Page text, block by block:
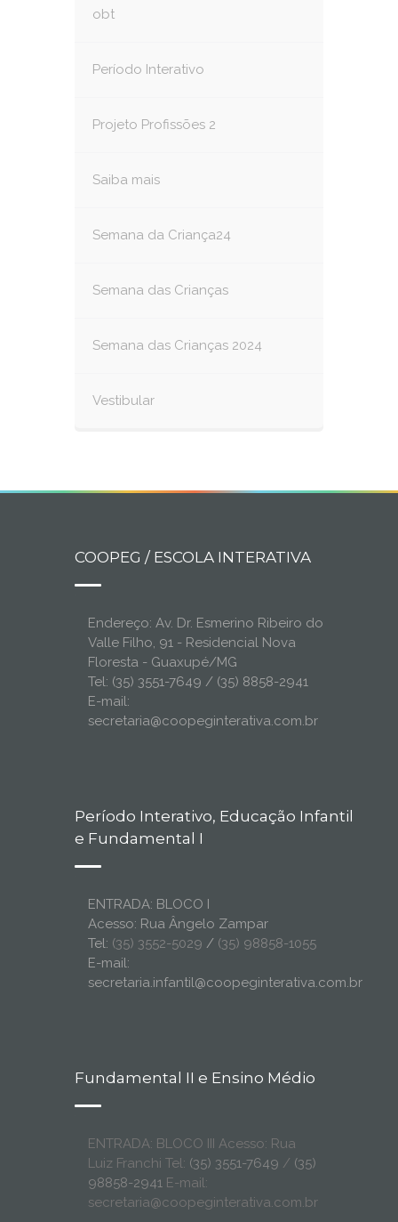
obt
Período Interativo
Projeto Profissões 2
Saiba mais
Semana da Criança24
Semana das Crianças
Semana das Crianças 2024
Vestibular
COOPEG / ESCOLA INTERATIVA
Endereço: Av. Dr. Esmerino Ribeiro do
Valle Filho, 91 - Residencial Nova
Floresta - Guaxupé/MG
Tel: (35) 3551-7649 / (35) 8858-2941
E-mail:
secretaria@coopeginterativa.com.br
Período Interativo, Educação Infantil
e Fundamental I
ENTRADA: BLOCO I
Acesso: Rua Ângelo Zampar
Tel: (35) 3552-5029 / (35) 98858-1055
E-mail:
secretaria.infantil@coopeginterativa.com.br
Fundamental II e Ensino Médio
ENTRADA: BLOCO III Acesso: Rua
Luiz Franchi Tel: (35) 3551-7649 / (35)
98858-2941 E-mail:
secretaria@coopeginterativa.com.br